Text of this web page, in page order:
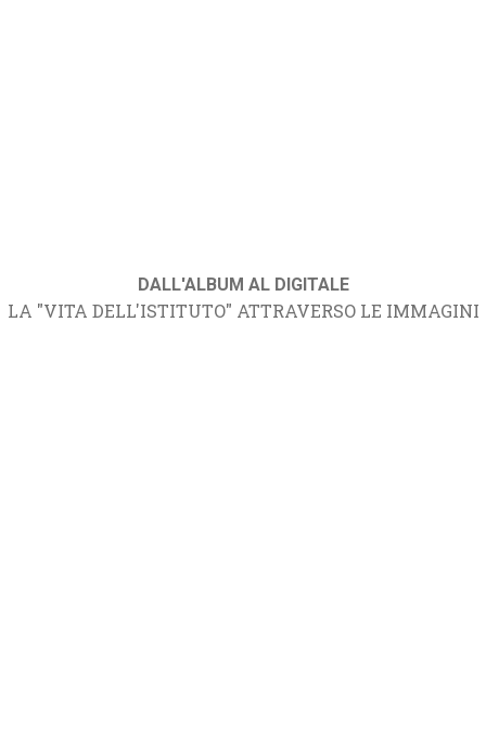
DALL'ALBUM AL DIGITALE
LA "VITA DELL'ISTITUTO" ATTRAVERSO LE IMMAGINI